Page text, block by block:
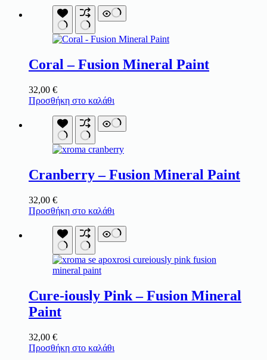
Coral – Fusion Mineral Paint
32,00 €
Προσθήκη στο καλάθι
Cranberry – Fusion Mineral Paint
32,00 €
Προσθήκη στο καλάθι
Cure-iously Pink – Fusion Mineral
Paint
32,00 €
Προσθήκη στο καλάθι